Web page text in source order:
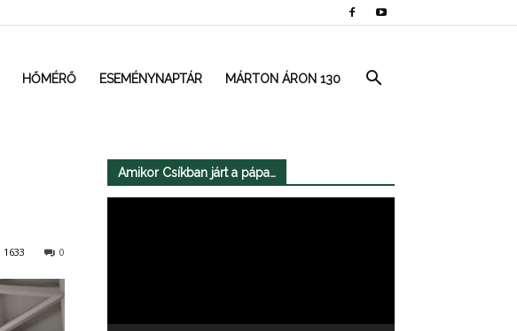
HŐMÉRŐ ESEMÉNYNAPTÁR MÁRTON ÁRON 130
0
1633
Amikor Csíkban járt a pápa…